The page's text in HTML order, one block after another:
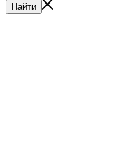
Найти